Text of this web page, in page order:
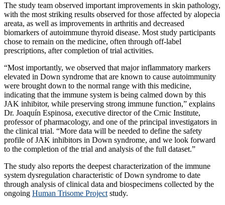
The study team observed important improvements in skin pathology,
with the most striking results observed for those affected by alopecia
areata, as well as improvements in arthritis and decreased
biomarkers of autoimmune thyroid disease. Most study participants
chose to remain on the medicine, often through off-label
prescriptions, after completion of trial activities.
“Most importantly, we observed that major inflammatory markers
elevated in Down syndrome that are known to cause autoimmunity
were brought down to the normal range with this medicine,
indicating that the immune system is being calmed down by this
JAK inhibitor, while preserving strong immune function,” explains
Dr. Joaquín Espinosa, executive director of the Crnic Institute,
professor of pharmacology, and one of the principal investigators in
the clinical trial. “More data will be needed to define the safety
profile of JAK inhibitors in Down syndrome, and we look forward
to the completion of the trial and analysis of the full dataset.”
The study also reports the deepest characterization of the immune
system dysregulation characteristic of Down syndrome to date
through analysis of clinical data and biospecimens collected by the
ongoing Human Trisome Project study.